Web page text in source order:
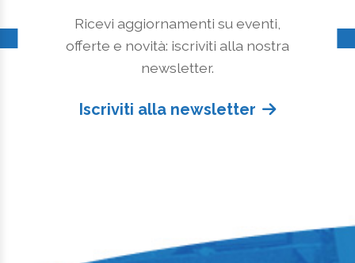
Ricevi aggiornamenti su eventi,
offerte e novità: iscriviti alla nostra
newsletter.
Iscriviti alla newsletter